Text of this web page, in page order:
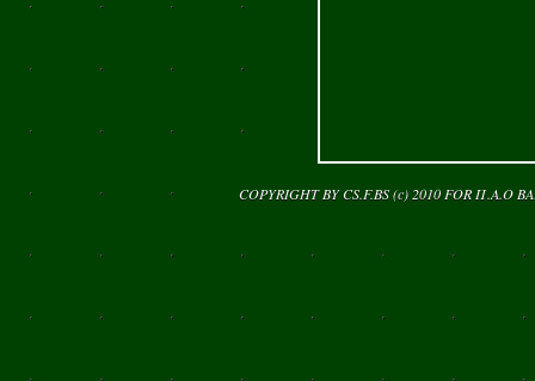
COPYRIGHT BY CS.F.BS (c) 2010 FOR Π.Α.Ο